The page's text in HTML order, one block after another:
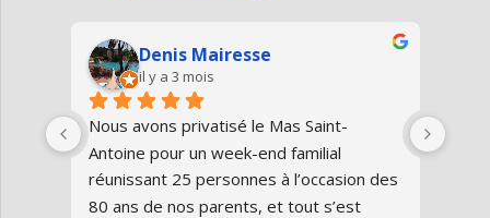
Denis Mairesse
il y a 3 mois
Nous avons privatisé le Mas Saint-
Antoine pour un week-end familial
réunissant 25 personnes à l’occasion des
80 ans de nos parents, et tout s’est